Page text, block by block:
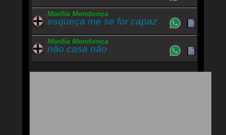
Marília Mendonça
esqueça me se for capaz
Marília Mendonça
não casa não